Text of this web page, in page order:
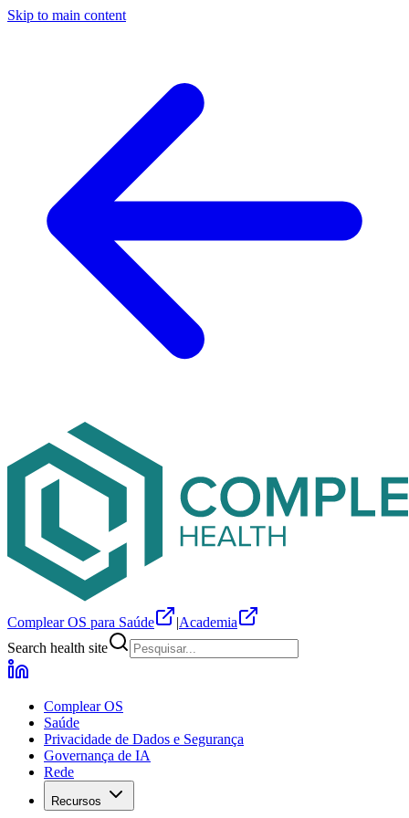
Skip to main content
Complear OS para Saúde |Academia
Search health site
Complear OS
Saúde
Privacidade de Dados e Segurança
Governança de IA
Rede
Recursos